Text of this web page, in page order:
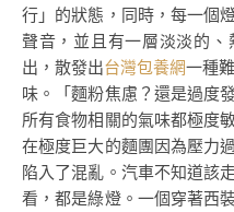
行」的狀態，同時，每一個
聲音，並且有一層淡淡的
出，散發出台灣包養網一種
味。「麵粉焦慮？還是過度
所有食物相關的氣味都極度
在極度巨大的麵團因為壓力
陷入了混亂。汽車不知道該
看，都是綠燈。一個穿著西